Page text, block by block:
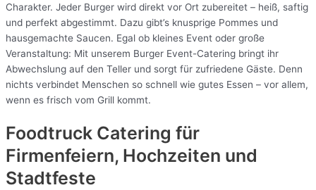
Charakter. Jeder Burger wird direkt vor Ort zubereitet – heiß, saftig
und perfekt abgestimmt. Dazu gibt’s knusprige Pommes und
hausgemachte Saucen. Egal ob kleines Event oder große
Veranstaltung: Mit unserem Burger Event-Catering bringt ihr
Abwechslung auf den Teller und sorgt für zufriedene Gäste. Denn
nichts verbindet Menschen so schnell wie gutes Essen – vor allem,
wenn es frisch vom Grill kommt.
Foodtruck Catering für
Firmenfeiern, Hochzeiten und
Stadtfeste